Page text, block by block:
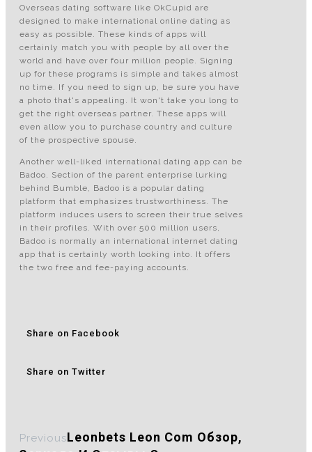
Overseas dating software like OkCupid are
designed to make international online dating as
easy as possible. These kinds of apps will
certainly match you with people by all over the
world and have over four million people. Signing
up for these programs is simple and takes almost
no time. If you need to sign up, be sure you have
a photo that's appealing. It won't take you long to
get the right overseas partner. These apps will
even allow you to purchase country and culture
of the prospective spouse.
Another well-liked international dating app can be
Badoo. Section of the parent enterprise lurking
behind Bumble, Badoo is a popular dating
platform that emphasizes trustworthiness. The
platform induces users to screen their true selves
in their profiles. With over 500 million users,
Badoo is normally an international internet dating
app that is certainly worth looking into. It offers
the two free and fee-paying accounts.
Share on Facebook
Share on Twitter
PreviousLeonbets Leon Com Обзор,